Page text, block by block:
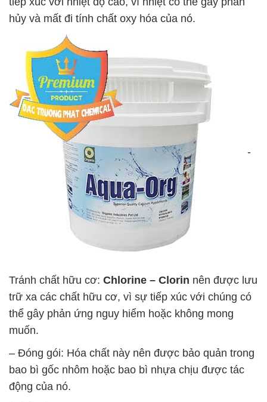
hủy và mất đi tính chất oxy hóa của nó.
-
Tránh chất hữu cơ: Chlorine – Clorin nên được lưu
trữ xa các chất hữu cơ, vì sự tiếp xúc với chúng có
thể gây phản ứng nguy hiểm hoặc không mong
muốn.
– Đóng gói: Hóa chất này nên được bảo quản trong
bao bì gốc nhôm hoặc bao bì nhựa chịu được tác
động của nó.